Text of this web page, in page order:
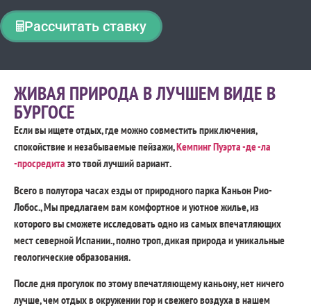
Рассчитать ставку
ЖИВАЯ ПРИРОДА В ЛУЧШЕМ ВИДЕ В
БУРГОСЕ
Если вы ищете отдых, где можно совместить приключения,
спокойствие и незабываемые пейзажи,Кемпинг Пуэрта -де -ла
-просредита это твой лучший вариант.
Всего в полутора часах езды от природного парка Каньон Рио-
Лобос., Мы предлагаем вам комфортное и уютное жилье, из
которого вы сможете исследовать одно из самых впечатляющих
мест северной Испании., полно троп, дикая природа и уникальные
геологические образования.
После дня прогулок по этому впечатляющему каньону, нет ничего
лучше, чем отдых в окружении гор и свежего воздуха в нашем